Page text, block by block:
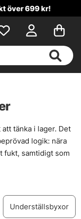
tänka i lager. Det
logik: nära
fukt, samtidigt som
blir lätt en blöt filt
volym och stilla
bättre
Underställsbyxor